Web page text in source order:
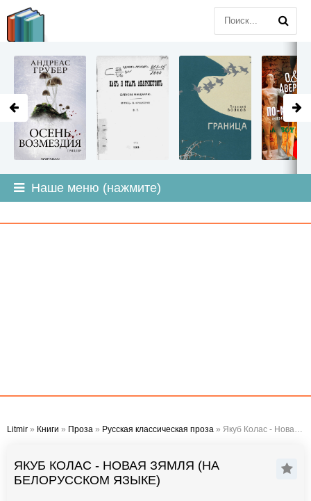
Наше меню (нажмите)
Litmir » Книги » Проза » Русская классическая проза » Якуб Колас - Новая зямля (на белорусском языке)
ЯКУБ КОЛАС - НОВАЯ ЗЯМЛЯ (НА
БЕЛОРУССКОМ ЯЗЫКЕ)
LITMIR.ORG